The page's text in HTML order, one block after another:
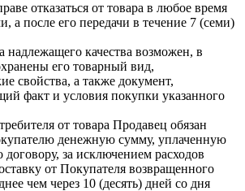
отказаться от товара в любое время
а после его передачи в течение 7 (семи)
надлежащего качества возможен, в
его товарный вид,
свойства, а также документ,
факт и условия покупки указанного
от товара Продавец обязан
денежную сумму, уплаченную
договору, за исключением расходов
от Покупателя возвращенного
чем через 10 (десять) дней со дня